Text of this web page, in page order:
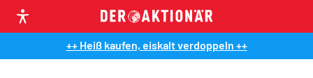
++ Heiß kaufen, eiskalt verdoppeln ++